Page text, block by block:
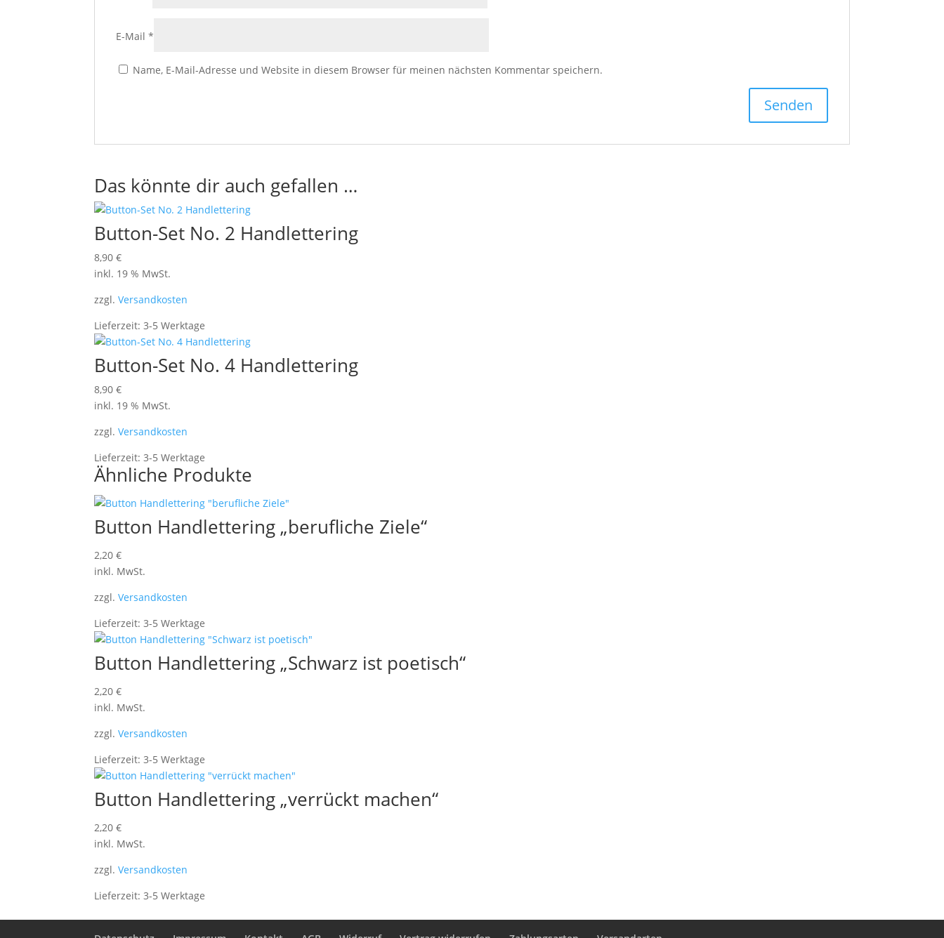
E-Mail*
Name, E-Mail-Adresse und Website in diesem Browser für meinen nächsten Kommentar speichern.
Das könnte dir auch gefallen …
Button-Set No. 2 Handlettering
8,90€
inkl. 19 % MwSt.
zzgl.Versandkosten
Lieferzeit:3-5 Werktage
Button-Set No. 4 Handlettering
8,90€
inkl. 19 % MwSt.
zzgl.Versandkosten
Lieferzeit:3-5 Werktage
Ähnliche Produkte
Button Handlettering „berufliche Ziele“
2,20€
inkl. MwSt.
zzgl.Versandkosten
Lieferzeit:3-5 Werktage
Button Handlettering „Schwarz ist poetisch“
2,20€
inkl. MwSt.
zzgl.Versandkosten
Lieferzeit:3-5 Werktage
Button Handlettering „verrückt machen“
2,20€
inkl. MwSt.
zzgl.Versandkosten
Lieferzeit:3-5 Werktage